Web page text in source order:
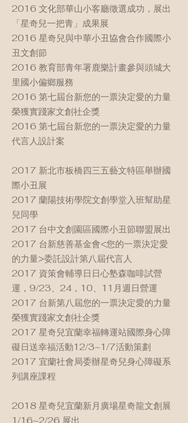
2016 文化部華山小客廳徵選成功，展出
「星奇兒一把青」成果展
2016 星奇兒與中華小丑協會合作國際小
丑文創節
2016 教育部青年署鹿樂計畫參與頭城大
里國小偏鄉服務
2016 第七屆台新您的一票決定愛的力量
榮獲實踐家文創社企獎
2016 第七屆台新您的一票決定愛的力量
代言人設計案
2017 新北市板橋四三五藝文特區舉辦國
際小丑展
2017 蘭陽技術學院文創學堂入班幫助星
兒同學
2017 台中文創園區國際小丑節聯盟展出
2017 台新慈善基金會<您的一票決定愛
的力量>委託設計第八屆代言人
2017 資策會輔導日日心塾森咖啡試營
運，9/23、24，10、11月週日營運
2017 台新第八屆您的一票決定愛的力量
榮獲實踐家文創社企獎
2017 星奇兒宜蘭幸福轉運站國際身心障
礙日送幸福活動12/3~1/7活動策劃
2017 宜蘭社會局委辦星奇兒身心障礙系
列講座課程
2018 星奇兒宜蘭新月廣場星奇龍文創展
1/16~2/26 展出